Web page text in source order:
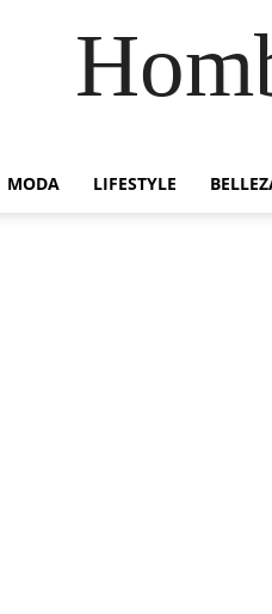
MODA LIFESTYLE